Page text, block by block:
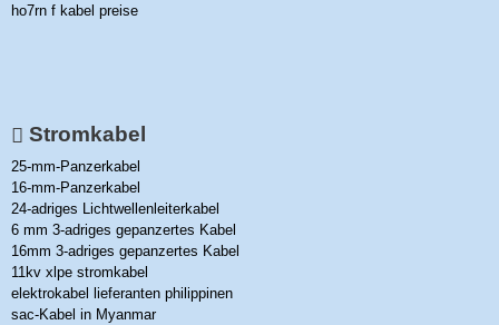
ho7rn f kabel preise
Stromkabel
25-mm-Panzerkabel
16-mm-Panzerkabel
24-adriges Lichtwellenleiterkabel
6 mm 3-adriges gepanzertes Kabel
16mm 3-adriges gepanzertes Kabel
11kv xlpe stromkabel
elektrokabel lieferanten philippinen
sac-Kabel in Myanmar